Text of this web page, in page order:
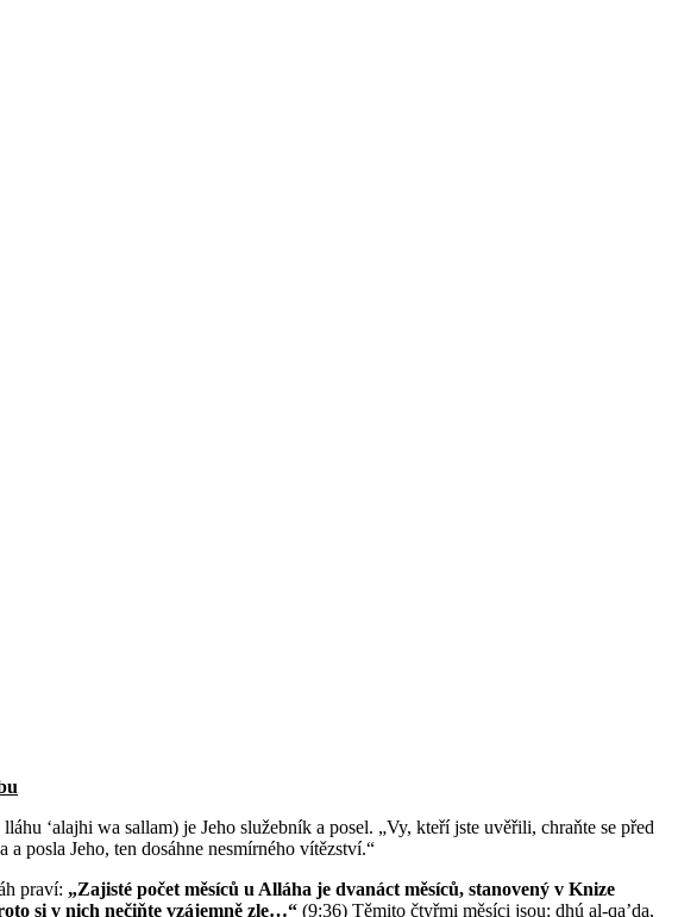
ʻalajhi wa sallam) je Jeho služebník a posel. „Vy, kteří jste uvěřili, chraňte se před
posla Jeho, ten dosáhne nesmírného vítězství.“
praví: „Zajisté počet měsíců u Alláha je dvanáct měsíců, stanovený v Knize
si v nich nečiňte vzájemně zle…“ (9:36) Těmito čtyřmi měsíci jsou: dhú al-qa’da,